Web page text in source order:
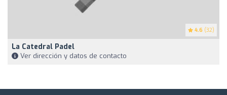
4.6 (32)
La Catedral Padel
Ver dirección y datos de contacto